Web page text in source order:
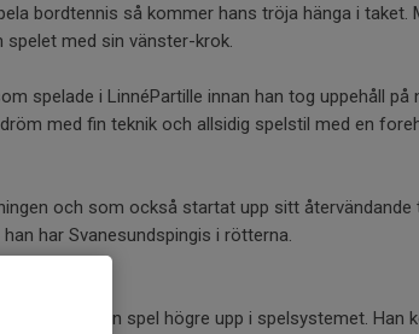
bordtennis så kommer hans tröja hänga i taket.
med sin vänster-krok.
spelade i LinnéPartille innan han tog uppehåll på
med fin teknik och allsidig spelstil med en
och som också startat upp sitt
har Svanesundspingis i rötterna.
från spel högre upp i spelsystemet. Han